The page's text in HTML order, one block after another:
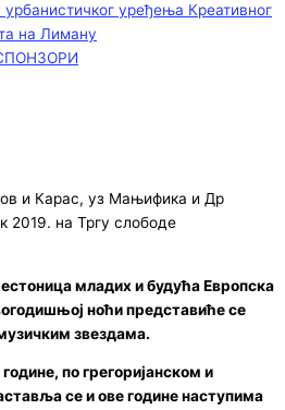
урбанистичког уређења Креативног
на Лиману
и Карас, уз Мањифика и Др
2019. на Тргу слободе
младих и будућа Европска
ноћи представиће се
звездама.
по грегоријанском и
се и ове године наступима